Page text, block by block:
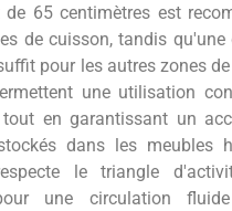
de 65 centimètres est
de cuisson, tandis qu'une
pour les autres zones
une utilisation
en garantissant un
dans les meubles
le triangle
une circulation